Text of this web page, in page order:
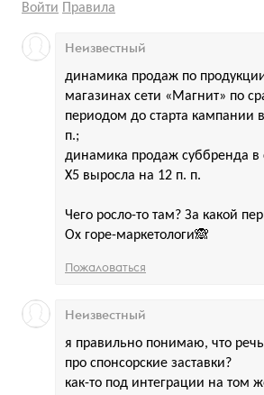
Войти Правила
динамика продаж по
магазинах сети «Магнит» по
периодом до старта кампании
п.;
динамика продаж суббренда в
X5 выросла на 12 п. п.
Чего росло-то там? За какой
Ох горе-маркетологи🙈
Неизвестный
Пожаловаться
я правильно понимаю, что
про спонсорские заставки?
как-то под интеграции на том
Неизвестный